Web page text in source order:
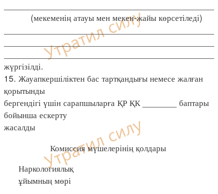
(мекеменің атауы мен мекен-жайы көрсетіледі)
жүргізілді.
15. Жауапкершіліктен бас тартқандығы немесе жалған
қорытынды
бергендігі үшін сарапшыларға ҚР ҚК _______ баптары
бойынша ескерту
жасалды
Комиссия мүшелерінің қолдары
Наркологиялық
ұйымның мөрі